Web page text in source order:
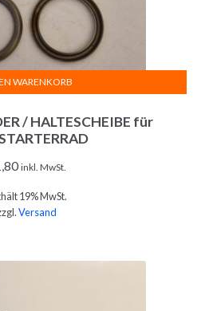
/ HALTESCHEIBE für
inkl. MwSt.
19% MwSt.
Versand
WARENKORB